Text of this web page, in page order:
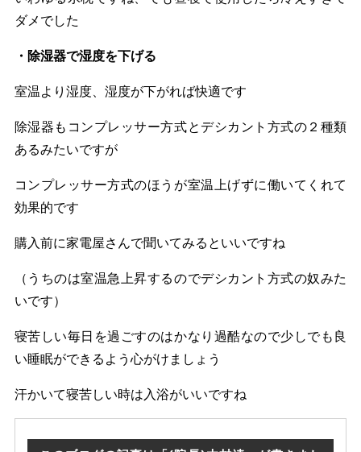
ダメでした
・除湿器で湿度を下げる
室温より湿度、湿度が下がれば快適です
除湿器もコンプレッサー方式とデシカント方式の２種類
あるみたいですが
コンプレッサー方式のほうが室温上げずに働いてくれて
効果的です
購入前に家電屋さんで聞いてみるといいですね
（うちのは室温急上昇するのでデシカント方式の奴みた
いです）
寝苦しい毎日を過ごすのはかなり過酷なので少しでも良
い睡眠ができるよう心がけましょう
汗かいて寝苦しい時は入浴がいいですね